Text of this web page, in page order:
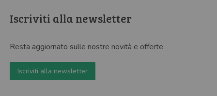
Iscriviti alla newsletter
Resta aggiornato sulle nostre novità e offerte
Iscriviti alla newsletter